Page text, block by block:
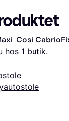
Cosi
hos 1 butik.